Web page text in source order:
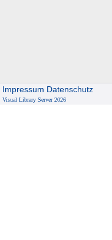
Impressum Datenschutz
Visual Library Server 2026